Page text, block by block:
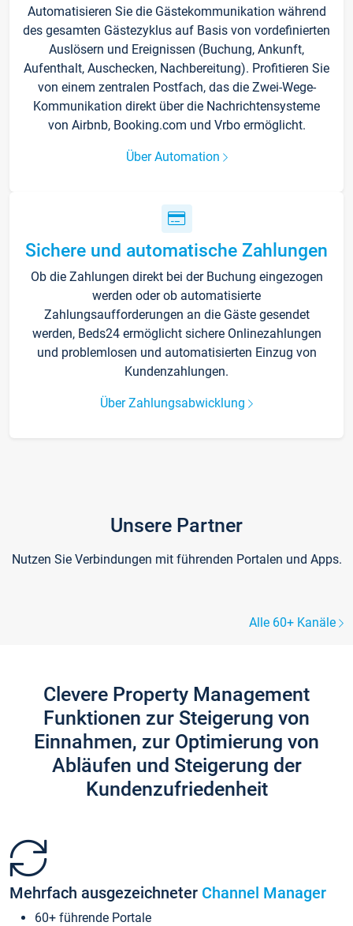
Automatisieren Sie die Gästekommunikation während
des gesamten Gästezyklus auf Basis von vordefinierten
Auslösern und Ereignissen (Buchung, Ankunft,
Aufenthalt, Auschecken, Nachbereitung). Profitieren Sie
von einem zentralen Postfach, das die Zwei-Wege-
Kommunikation direkt über die Nachrichtensysteme
von Airbnb, Booking.com und Vrbo ermöglicht.
Über Automation
Sichere und automatische Zahlungen
Ob die Zahlungen direkt bei der Buchung eingezogen
werden oder ob automatisierte
Zahlungsaufforderungen an die Gäste gesendet
werden, Beds24 ermöglicht sichere Onlinezahlungen
und problemlosen und automatisierten Einzug von
Kundenzahlungen.
Über Zahlungsabwicklung
Unsere Partner
Nutzen Sie Verbindungen mit führenden Portalen und Apps.
Alle 60+ Kanäle
Clevere Property Management
Funktionen zur Steigerung von
Einnahmen, zur Optimierung von
Abläufen und Steigerung der
Kundenzufriedenheit
Mehrfach ausgezeichneter Channel Manager
60+ führende Portale